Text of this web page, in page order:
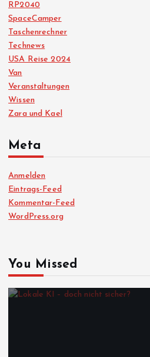
RP2040
SpaceCamper
Taschenrechner
Technews
USA Reise 2024
Van
Veranstaltungen
Wissen
Zara und Kael
Meta
Anmelden
Eintrags-Feed
Kommentar-Feed
WordPress.org
You Missed